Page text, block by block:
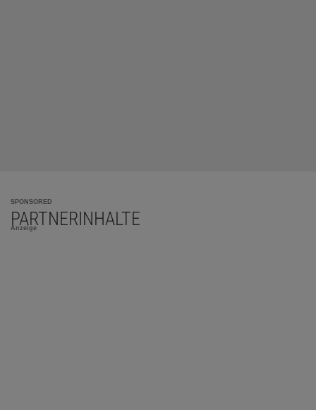
SPONSORED
PARTNERINHALTE
Anzeige